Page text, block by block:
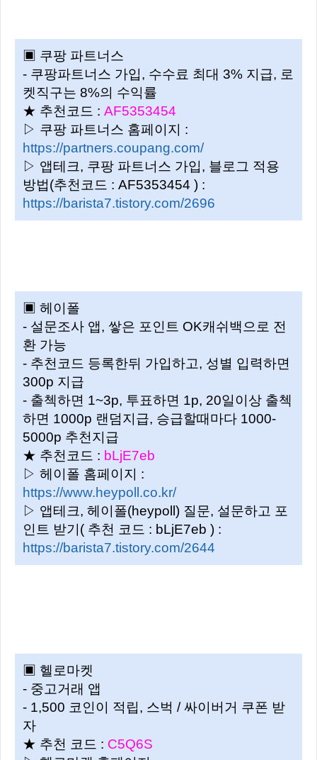
▣ 쿠팡 파트너스
- 쿠팡파트너스 가입, 수수료 최대 3% 지급, 로
켓직구는 8%의 수익률
★ 추천코드 : AF5353454
▷ 쿠팡 파트너스 홈페이지 :
https://partners.coupang.com/
▷ 앱테크, 쿠팡 파트너스 가입, 블로그 적용
방법(추천코드 : AF5353454 ) :
https://barista7.tistory.com/2696
▣ 헤이폴
- 설문조사 앱, 쌓은 포인트 OK캐쉬백으로 전
환 가능
- 추천코드 등록한뒤 가입하고, 성별 입력하면
300p 지급
- 출첵하면 1~3p, 투표하면 1p, 20일이상 출첵
하면 1000p 랜덤지급, 승급할때마다 1000-
5000p 추천지급
★ 추천코드 : bLjE7eb
▷ 헤이폴 홈페이지 :
https://www.heypoll.co.kr/
▷ 앱테크, 헤이폴(heypoll) 질문, 설문하고 포
인트 받기( 추천 코드 : bLjE7eb ) :
https://barista7.tistory.com/2644
▣ 헬로마켓
- 중고거래 앱
- 1,500 코인이 적립, 스벅 / 싸이버거 쿠폰 받
자
★ 추천 코드 : C5Q6S